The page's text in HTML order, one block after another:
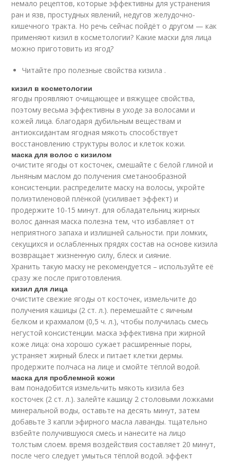
немало рецептов, которые эффективны для устранения
ран и язв, простудных явлений, недугов желудочно-
кишечного тракта. Но речь сейчас пойдёт о другом — как
применяют кизил в косметологии? Какие маски для лица
можно приготовить из ягод?
Читайте про полезные свойства кизила .
кизил в косметологии
ягоды проявляют очищающее и вяжущее свойства,
поэтому весьма эффективны в уходе за волосами и
кожей лица. благодаря дубильным веществам и
антиоксидантам ягодная мякоть способствует
восстановлению структуры волос и клеток кожи.
маска для волос с кизилом
очистите ягоды от косточек, смешайте с белой глиной и
льняным маслом до получения сметанообразной
консистенции. распределите маску на волосы, укройте
полиэтиленовой плёнкой (усиливает эффект) и
продержите 10-15 минут. для обладательниц жирных
волос данная маска полезна тем, что избавляет от
неприятного запаха и излишней сальности. при ломких,
секущихся и ослабленных прядях состав на основе кизила
возвращает жизненную силу, блеск и сияние.
Хранить такую маску не рекомендуется – используйте её
сразу же после приготовления.
кизил для лица
очистите свежие ягоды от косточек, измельчите до
получения кашицы (2 ст. л.). перемешайте с яичным
белком и крахмалом (0,5 ч. л.), чтобы получилась смесь
негустой консистенции. маска эффективна при жирной
коже лица: она хорошо сужает расширенные поры,
устраняет жирный блеск и питает клетки дермы.
продержите полчаса на лице и смойте тёплой водой.
маска для проблемной кожи
вам понадобится измельчить мякоть кизила без
косточек (2 ст. л.). залейте кашицу 2 столовыми ложками
минеральной воды, оставьте на десять минут, затем
добавьте 3 капли эфирного масла лаванды. тщательно
взбейте получившуюся смесь и нанесите на лицо
толстым слоем. время воздействия составляет 20 минут,
после чего следует умыться тёплой водой. эффект